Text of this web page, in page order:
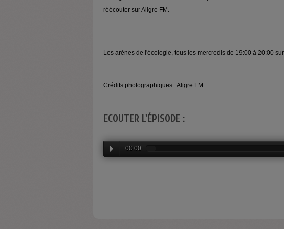
réécouter sur Aligre FM.
Les arènes de l'écologie, tous les mercredis de 19:00 à 20:00 sur
Crédits photographiques : Aligre FM
ECOUTER L'ÉPISODE :
00:00